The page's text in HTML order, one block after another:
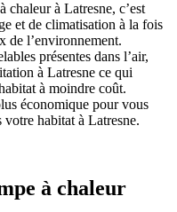
chaleur à Latresne, c’est
et de climatisation à la fois
de l’environnement.
présentes dans l’air,
à Latresne ce qui
à moindre coût.
économique pour vous
votre habitat à Latresne.
à chaleur